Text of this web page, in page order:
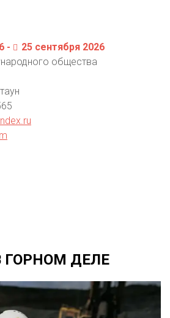
-
25 сентября 2026
общества
ГОРНОМ ДЕЛЕ